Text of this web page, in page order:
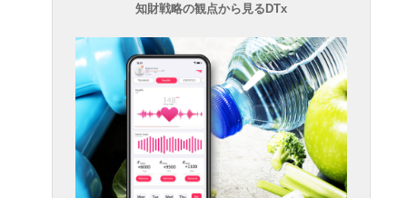
知財戦略の観点から見るDTx